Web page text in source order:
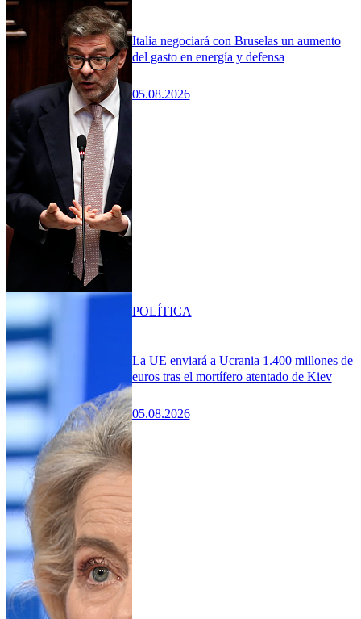
Italia negociará con Bruselas un aumento
del gasto en energía y defensa
05.08.2026
La UE enviará a Ucrania 1.400 millones de
euros tras el mortífero atentado de Kiev
05.08.2026
POLÍTICA